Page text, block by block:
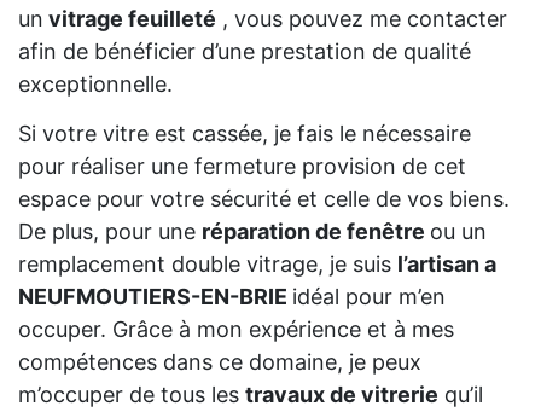
un vitrage feuilleté , vous pouvez me contacter
afin de bénéficier d’une prestation de qualité
exceptionnelle.
Si votre vitre est cassée, je fais le nécessaire
pour réaliser une fermeture provision de cet
espace pour votre sécurité et celle de vos biens.
De plus, pour une réparation de fenêtre ou un
remplacement double vitrage, je suis l’artisan a
NEUFMOUTIERS-EN-BRIE idéal pour m’en
occuper. Grâce à mon expérience et à mes
compétences dans ce domaine, je peux
m’occuper de tous les travaux de vitrerie qu’il